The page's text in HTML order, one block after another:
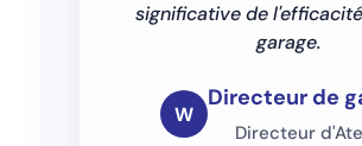
significative de
garage.
W
Directeur de
Directeur